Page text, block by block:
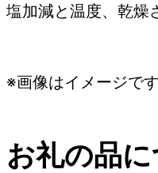
塩加減と温度、乾燥
※画像はイメージです
お礼の品